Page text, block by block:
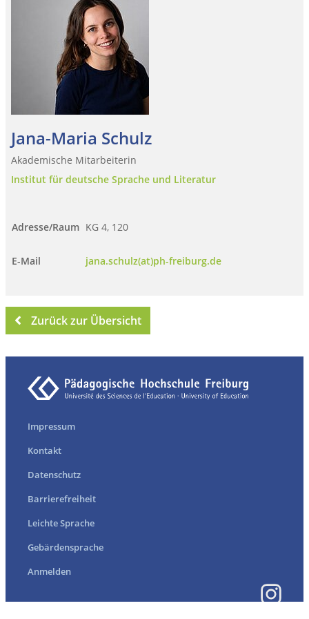
Jana-Maria Schulz
Akademische Mitarbeiterin
Institut für deutsche Sprache und Literatur
Adresse/Raum KG 4, 120
E-Mail jana.schulz(at)ph-freiburg.de
Zurück zur Übersicht
Impressum
Kontakt
Datenschutz
Barrierefreiheit
Leichte Sprache
Gebärdensprache
Anmelden